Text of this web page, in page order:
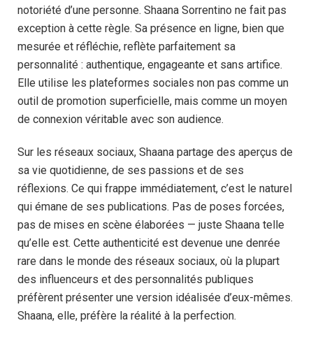
notoriété d’une personne. Shaana Sorrentino ne fait pas
exception à cette règle. Sa présence en ligne, bien que
mesurée et réfléchie, reflète parfaitement sa
personnalité : authentique, engageante et sans artifice.
Elle utilise les plateformes sociales non pas comme un
outil de promotion superficielle, mais comme un moyen
de connexion véritable avec son audience.
Sur les réseaux sociaux, Shaana partage des aperçus de
sa vie quotidienne, de ses passions et de ses
réflexions. Ce qui frappe immédiatement, c’est le naturel
qui émane de ses publications. Pas de poses forcées,
pas de mises en scène élaborées — juste Shaana telle
qu’elle est. Cette authenticité est devenue une denrée
rare dans le monde des réseaux sociaux, où la plupart
des influenceurs et des personnalités publiques
préfèrent présenter une version idéalisée d’eux-mêmes.
Shaana, elle, préfère la réalité à la perfection.